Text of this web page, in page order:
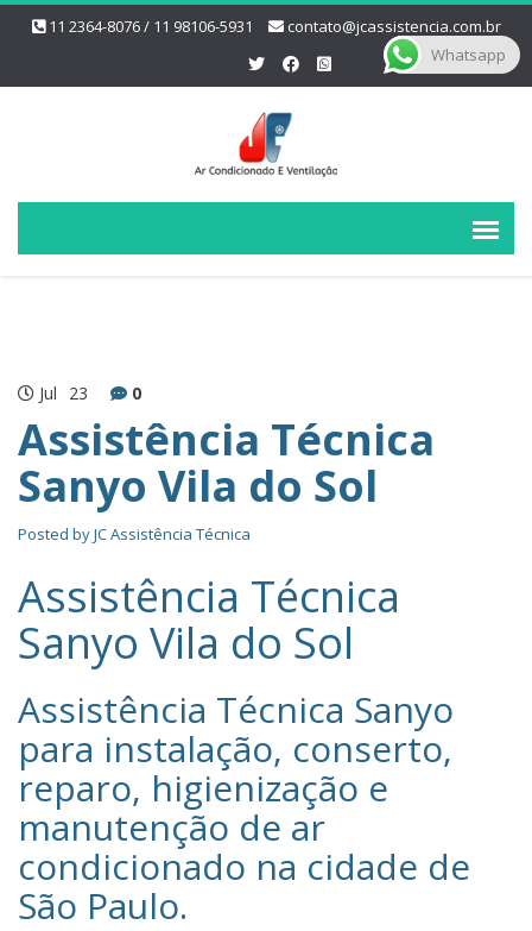
11 2364-8076 / 11 98106-5931 contato@jcassistencia.com.br
Jul 23 0
Assistência Técnica
Sanyo Vila do Sol
Posted byJC Assistência Técnica
Assistência Técnica
Sanyo Vila do Sol
Assistência Técnica Sanyo‎
para instalação, conserto,
reparo, higienização e
manutenção de ar
condicionado na cidade de
São Paulo.
Whatsapp